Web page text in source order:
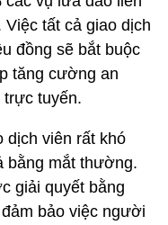
tất cả giao dịch
đồng sẽ bắt buộc
tăng cường an
trực tuyến.
dịch viên rất khó
bằng mắt thường.
giải quyết bằng
bảo việc người